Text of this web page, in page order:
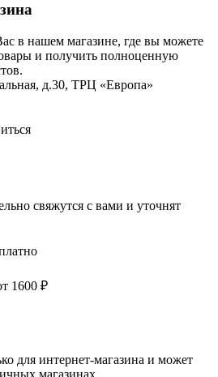
в нашем магазине, где вы можете
и получить полноценную
д.30, ТРЦ «Европа»
свяжутся с вами и уточнят
1600 ₽
для интернет-магазина и может
магазинах